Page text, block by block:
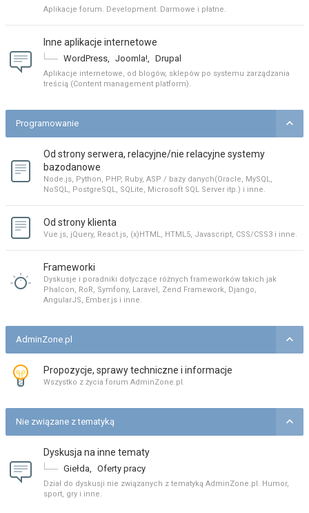
Aplikacje forum. Development. Darmowe i płatne.
Inne aplikacje internetowe
WordPress, Joomla!, Drupal
Aplikacje internetowe, od blogów, sklepów po systemu zarządzania
treścią (Content management platform).
Programowanie
Od strony serwera, relacyjne/nie relacyjne systemy
bazodanowe
Node.js, Python, PHP, Ruby, ASP / bazy danych(Oracle, MySQL,
NoSQL, PostgreSQL, SQLite, Microsoft SQL Server itp.) i inne.
Od strony klienta
Vue.js, jQuery, React.js, (x)HTML, HTML5, Javascript, CSS/CSS3 i inne.
Frameworki
Dyskusje i poradniki dotyczące różnych frameworków takich jak
Phalcon, RoR, Symfony, Laravel, Zend Framework, Django,
AngularJS, Ember.js i inne.
AdminZone.pl
Propozycje, sprawy techniczne i informacje
Wszystko z życia forum AdminZone.pl.
Nie związane z tematyką
Dyskusja na inne tematy
Giełda, Oferty pracy
Dział do dyskusji nie związanych z tematyką AdminZone.pl. Humor,
sport, gry i inne.